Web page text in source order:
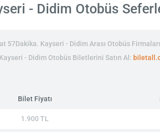
- Didim Otobüs
57Dakika. Kayseri - Didim Arası Otobüs
- Didim Otobüs Biletlerini Satın Al:
Bilet Fiyatı
1.900 TL